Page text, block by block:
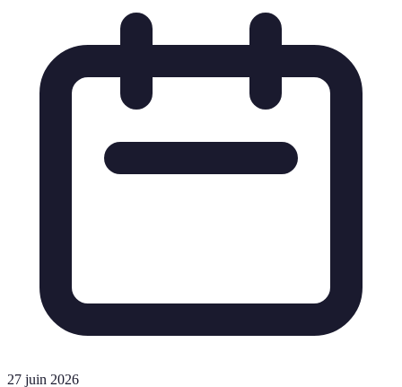
27 juin 2026